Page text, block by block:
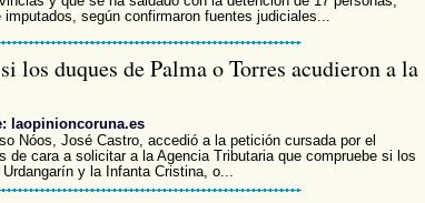
según confirmaron fuentes judiciales...
los duques de Palma o Torres acudieron a la
laopinioncoruna.es
Nóos, José Castro, accedió a la petición cursada por el
de cara a solicitar a la Agencia Tributaria que compruebe si los
y la Infanta Cristina, o...